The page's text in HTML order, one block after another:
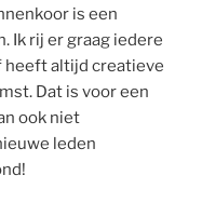
is een
Ik rij er graag iedere
heeft altijd creatieve
Dat is voor een
ook niet
leden